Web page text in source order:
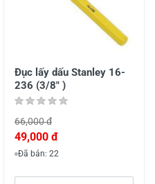
Đục lấy dấu Stanley 16-
236 (3/8" )
66,000 đ
49,000 đ
Đã bán: 22